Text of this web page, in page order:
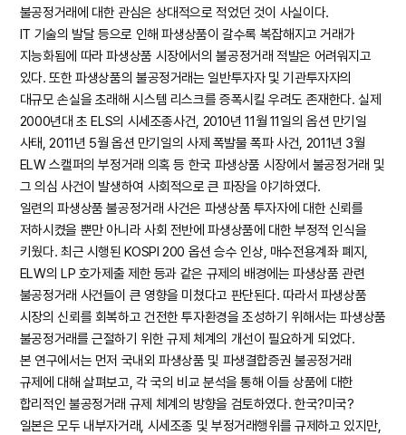
불공정거래에 대한 관심은 상대적으로 적었던 것이 사실이다.
IT 기술의 발달 등으로 인해 파생상품이 갈수록 복잡해지고 거래가
지능화됨에 따라 파생상품 시장에서의 불공정거래 적발은 어려워지고
있다. 또한 파생상품의 불공정거래는 일반투자자 및 기관투자자의
대규모 손실을 초래해 시스템 리스크를 증폭시킬 우려도 존재한다. 실제
2000년대 초 ELS의 시세조종사건, 2010년 11월 11일의 옵션 만기일
사태, 2011년 5월 옵션 만기일의 사제 폭발물 폭파 사건, 2011년 3월
ELW 스캘퍼의 부정거래 의혹 등 한국 파생상품 시장에서 불공정거래 및
그 의심 사건이 발생하여 사회적으로 큰 파장을 야기하였다.
일련의 파생상품 불공정거래 사건은 파생상품 투자자에 대한 신뢰를
저하시켰을 뿐만 아니라 사회 전반에 파생상품에 대한 부정적 인식을
키웠다. 최근 시행된 KOSPI 200 옵션 승수 인상, 매수전용계좌 폐지,
ELW의 LP 호가제출 제한 등과 같은 규제의 배경에는 파생상품 관련
불공정거래 사건들이 큰 영향을 미쳤다고 판단된다. 따라서 파생상품
시장의 신뢰를 회복하고 건전한 투자환경을 조성하기 위해서는 파생상품
불공정거래를 근절하기 위한 규제 체계의 개선이 필요하게 되었다.
본 연구에서는 먼저 국내외 파생상품 및 파생결합증권 불공정거래
규제에 대해 살펴보고, 각 국의 비교 분석을 통해 이들 상품에 대한
합리적인 불공정거래 규제 체계의 방향을 검토하였다. 한국?미국?
일본은 모두 내부자거래, 시세조종 및 부정거래행위를 규제하고 있지만,